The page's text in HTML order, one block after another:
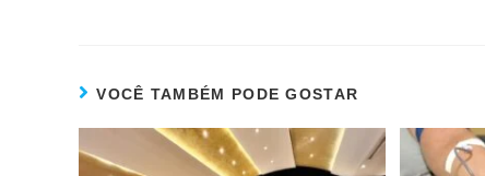
VOCÊ TAMBÉM PODE GOSTAR